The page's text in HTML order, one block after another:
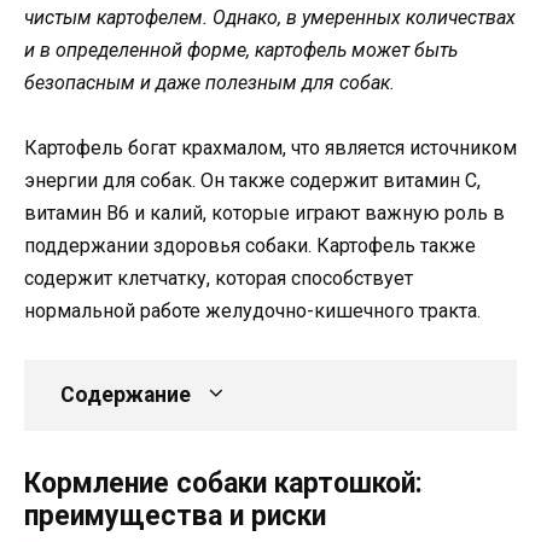
чистым картофелем. Однако, в умеренных количествах
и в определенной форме, картофель может быть
безопасным и даже полезным для собак.
Картофель богат крахмалом, что является источником
энергии для собак. Он также содержит витамин С,
витамин B6 и калий, которые играют важную роль в
поддержании здоровья собаки. Картофель также
содержит клетчатку, которая способствует
нормальной работе желудочно-кишечного тракта.
Содержание
Кормление собаки картошкой:
преимущества и риски